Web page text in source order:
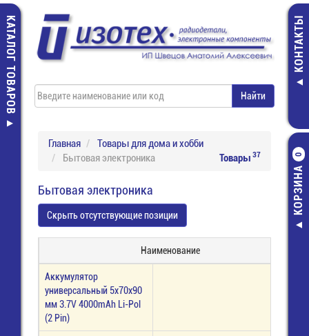
КАТАЛОГ ТОВАРОВ КОНТАКТЫ
КОРЗИНА
0
Главная
Товары для дома и хобби
Бытовая электроника
Товары 37
Бытовая электроника
Скрыть отсутствующие позиции
Наименование
Аккумулятор
универсальный 5x70x90
мм 3.7V 4000mAh Li-Pol
(2 Pin)